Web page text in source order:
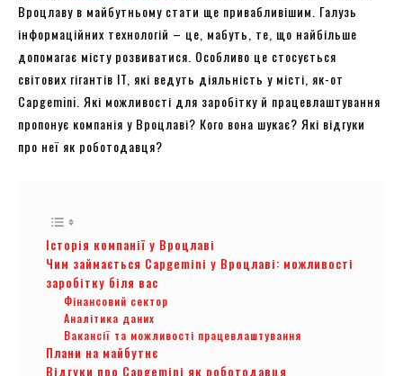
Вроцлаву в майбутньому стати ще привабливішим. Галузь
інформаційних технологій – це, мабуть, те, що найбільше
допомагає місту розвиватися. Особливо це стосується
світових гігантів IT, які ведуть діяльність у місті, як-от
Capgemini. Які можливості для заробітку й працевлаштування
пропонує компанія у Вроцлаві? Кого вона шукає? Які відгуки
про неї як роботодавця?
Історія компанії у Вроцлаві
Чим займається Capgemini у Вроцлаві: можливості
заробітку біля вас
Фінансовий сектор
Аналітика даних
Вакансії та можливості працевлаштування
Плани на майбутнє
Відгуки про Capgemini як роботодавця